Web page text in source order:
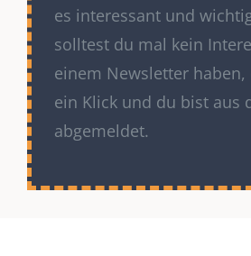
es interessant und
solltest du mal kein
einem Newsletter
ein Klick und du bist aus
abgemeldet.